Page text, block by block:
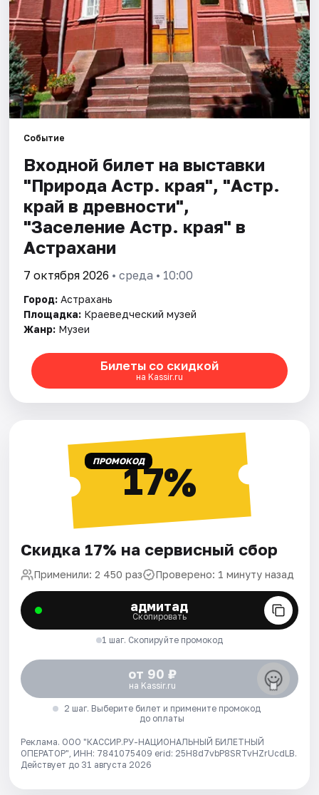
Событие
Входной билет на выставки
"Природа Астр. края", "Астр.
край в древности",
"Заселение Астр. края" в
Астрахани
7 октября 2026 • среда • 10:00
Город: Астрахань
Площадка: Краеведческий музей
Жанр: Музеи
Билеты со скидкой
на Kassir.ru
ПРОМОКОД17%
Скидка 17% на сервисный сбор
Применили: 2 450 раз Проверено: 1 минуту назад
адмитад
Скопировать
1 шаг. Скопируйте промокод
от 90 ₽
на Kassir.ru
2 шаг. Выберите билет и примените промокод
до оплаты
Реклама. ООО "КАССИР.РУ-НАЦИОНАЛЬНЫЙ БИЛЕТНЫЙ
ОПЕРАТОР", ИНН: 7841075409 erid: 25H8d7vbP8SRTvHZrUcdLB.
Действует до 31 августа 2026